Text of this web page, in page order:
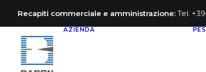
Recapiti commerciale e amministrazione: Tel.
AZIENDA